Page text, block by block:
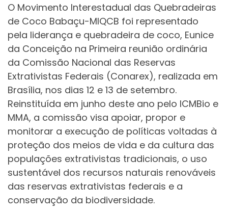
O Movimento Interestadual das Quebradeiras
de Coco Babaçu-MIQCB foi representado
pela liderança e quebradeira de coco, Eunice
da Conceição na Primeira reunião ordinária
da Comissão Nacional das Reservas
Extrativistas Federais (Conarex), realizada em
Brasília, nos dias 12 e 13 de setembro.
Reinstituída em junho deste ano pelo ICMBio e
MMA, a comissão visa apoiar, propor e
monitorar a execução de políticas voltadas à
proteção dos meios de vida e da cultura das
populações extrativistas tradicionais, o uso
sustentável dos recursos naturais renováveis
das reservas extrativistas federais e a
conservação da biodiversidade.